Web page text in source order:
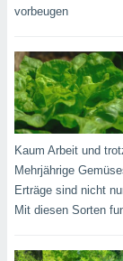
der
zur
Inhalten.
und
durch
Inhalte,
vorbeugen
Kaum Arbeit und
Mehrjährige
Erträge sind nicht
Mit diesen Sorten